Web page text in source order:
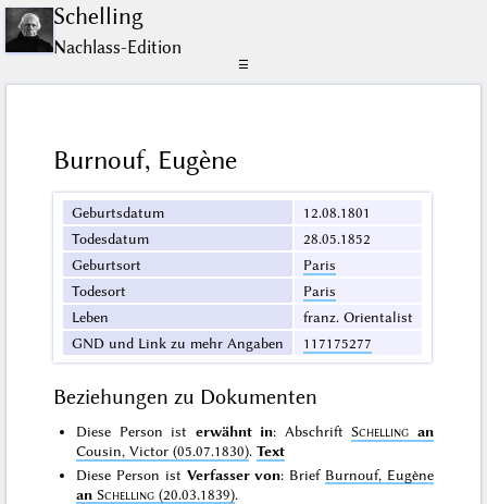
Schelling
Nachlass-Edition
☰
Burnouf, Eugène
Geburtsdatum
12.08.1801
Todesdatum
28.05.1852
Geburtsort
Paris
Todesort
Paris
Leben
franz. Orientalist
GND und Link zu mehr Angaben
117175277
Beziehungen zu Dokumenten
Diese Person ist erwähnt in: AbschriftSchelling an
Cousin, Victor (05.07.1830).Text
Diese Person ist Verfasser von: Brief Burnouf, Eugène
an Schelling (20.03.1839).